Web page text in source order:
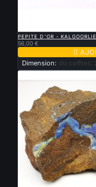
PEPITE D'OR -
56,00 €

Dimension: du coffret: